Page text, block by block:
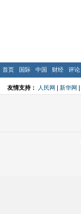
首页 国际 中国 财经 评论
友情支持： 人民网 | 新华网 |